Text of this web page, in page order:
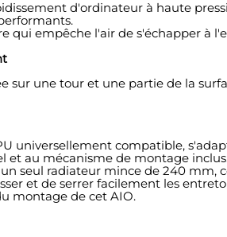
d'ordinateur à haute
qui empêche l'air de s'échapper à
une tour et une partie de la
universellement compatible,
et au mécanisme de montage
seul radiateur mince de 240 mm,
et de serrer facilement les
montage de cet AIO.